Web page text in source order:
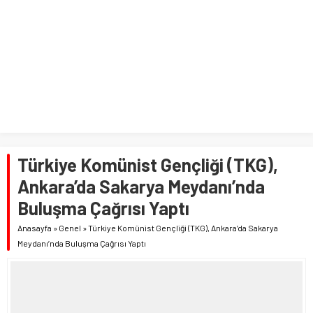
Türkiye Komünist Gençliği (TKG),
Ankara’da Sakarya Meydanı’nda
Buluşma Çağrısı Yaptı
Anasayfa » Genel »Türkiye Komünist Gençliği (TKG), Ankara’da Sakarya
Meydanı’nda Buluşma Çağrısı Yaptı